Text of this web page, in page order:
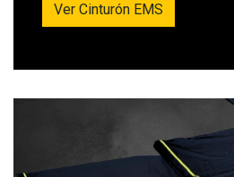
Ver Cinturón EMS